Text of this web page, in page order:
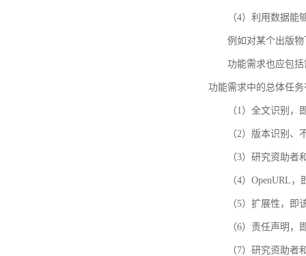
（4）利用数据能
例如对某个出版
功能需求也应包括
功能需求中的总体任
（1）全文识别
（2）版本识别、
（3）研究资助者
（4）OpenURL
（5）扩展性，
（6）责任声明，
（7）研究资助